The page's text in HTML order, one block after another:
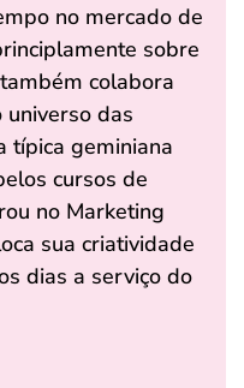
no mercado de
sobre
colabora
das
típica geminiana
cursos de
no Marketing
sua criatividade
dias a serviço do